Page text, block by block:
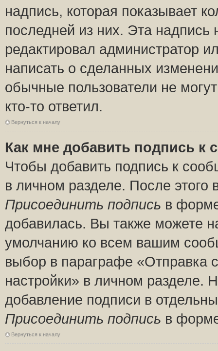
надпись, которая показывает
последней из них. Эта
редактировал администратор
написать о сделанных
обычные пользователи не
кто-то ответил.
Вернуться к началу
Как мне добавить подпись к
Чтобы добавить подпись к
в личном разделе. После
Присоединить подпись в
добавилась. Вы также можете
умолчанию ко всем вашим
выбор в параграфе «Отправка
настройки» в личном разделе.
добавление подписи в
Присоединить подпись в
Вернуться к началу